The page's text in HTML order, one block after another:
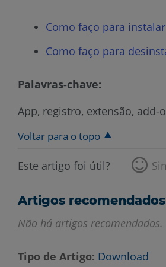
Como faço para instalar
Como faço para
Palavras-chave:
App, registro, extensão, add-
Voltar para o topo
Este artigo foi útil?
Artigos recomendados
Não há artigos recomendados.
Tipo de Artigo Download